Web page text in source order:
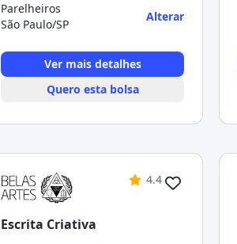
Parelheiros
São Paulo/SP
Alterar
Ver mais detalhes
Quero esta bolsa
4.4
Escrita Criativa